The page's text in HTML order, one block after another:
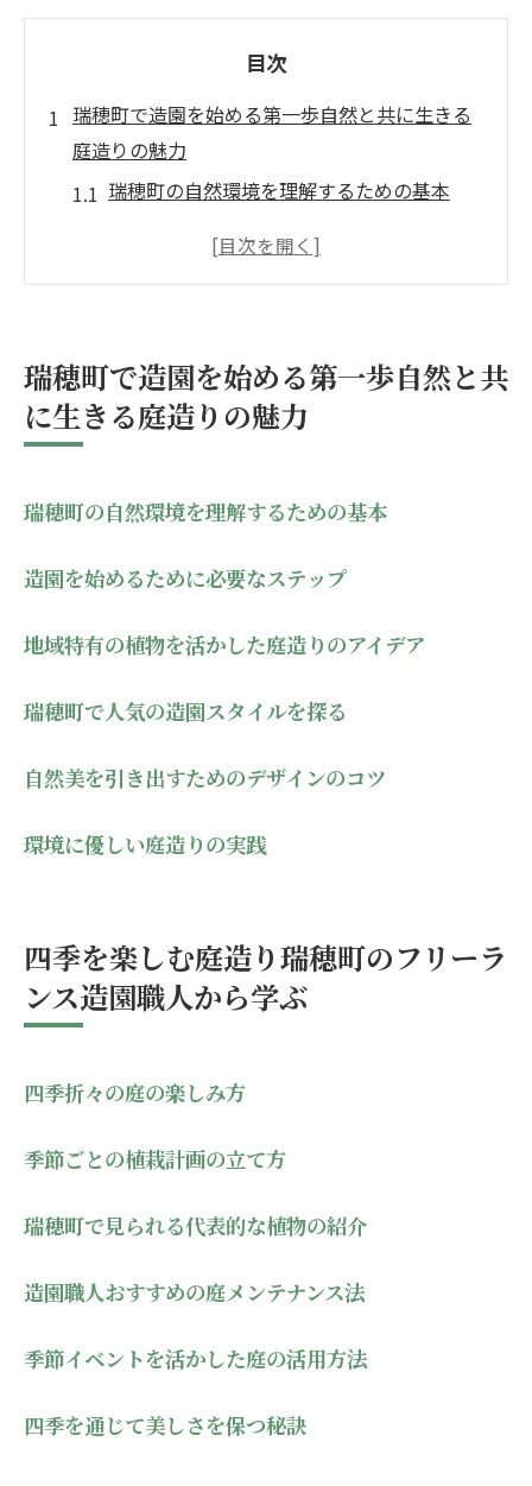
目次
瑞穂町で造園を始める第一歩自然と共に生きる
庭造りの魅力
瑞穂町の自然環境を理解するための基本
造園を始めるために必要なステップ
自然美を引き出すためのデザインのコツ
環境に優しい庭造りの実践
職人から学ぶ
季節ごとの植栽計画の立て方
造園職人おすすめの庭メンテナンス法
季節イベントを活かした庭の活用方法
庭造りの極意瑞穂町で造園のプロが教える植物
植物選びの基本とプロのアドバイス
植物の相性を考慮した配置術
造園プロが重視する植物の健康管理
瑞穂町の魅力を引き出す造園デザイン自然美と
自然美を引き立てるデザインテクニック
調和を生む庭のレイアウトアイデア
瑞穂町の風景を取り入れたデザイン事例
造園職人が語る瑞穂町ならではの庭配置で自然
瑞穂町で造園を始める第一歩自然と共
に生きる庭造りの魅力
瑞穂町の自然環境を理解するための基本
造園を始めるために必要なステップ
地域特有の植物を活かした庭造りのアイデア
瑞穂町で人気の造園スタイルを探る
自然美を引き出すためのデザインのコツ
環境に優しい庭造りの実践
四季を楽しむ庭造り瑞穂町のフリーラ
ンス造園職人から学ぶ
四季折々の庭の楽しみ方
季節ごとの植栽計画の立て方
瑞穂町で見られる代表的な植物の紹介
造園職人おすすめの庭メンテナンス法
季節イベントを活かした庭の活用方法
四季を通じて美しさを保つ秘訣